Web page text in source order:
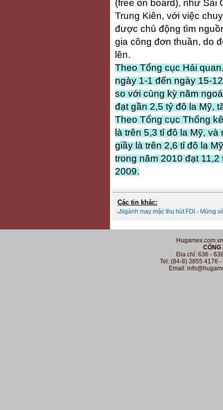
(free on board), như Sài
Trung Kiên, với việc
được chủ động tìm
gia công đơn thuần, do
lên.
Theo Tổng cục Hải
ngày 1-1 đến ngày 15-
so với cùng kỳ năm
đạt gần 2,5 tỷ đô la Mỹ,
Theo Tổng cục Thống
là trên 5,3 tỉ đô la Mỹ,
giầy là trên 2,6 tỉ đô la
trong năm 2010 đạt
2009.
Các tin khác:
Ngành may mặc thu hút FDI - Mừng
CÔNG
Địa chỉ: 636 -
Tel: (84-8) 3855 4176
Email: